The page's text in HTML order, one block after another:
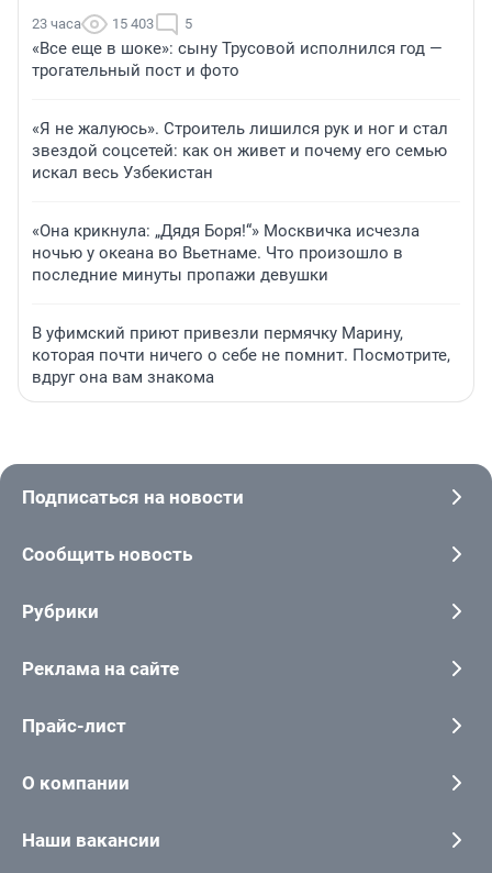
23 часа 15 403 5
«Все еще в шоке»: сыну Трусовой исполнился год —
трогательный пост и фото
«Я не жалуюсь». Строитель лишился рук и ног и стал
звездой соцсетей: как он живет и почему его семью
искал весь Узбекистан
«Она крикнула: „Дядя Боря!“» Москвичка исчезла
ночью у океана во Вьетнаме. Что произошло в
последние минуты пропажи девушки
В уфимский приют привезли пермячку Марину,
которая почти ничего о себе не помнит. Посмотрите,
вдруг она вам знакома
Подписаться на новости
Сообщить новость
Рубрики
Реклама на сайте
Прайс-лист
О компании
Наши вакансии